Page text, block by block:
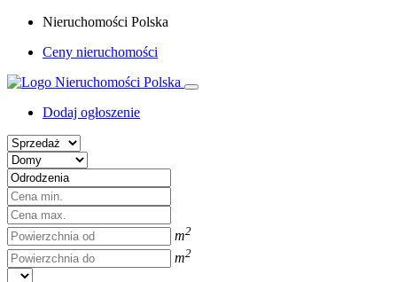
Nieruchomości Polska
Ceny nieruchomości
Dodaj ogłoszenie
m2
m2